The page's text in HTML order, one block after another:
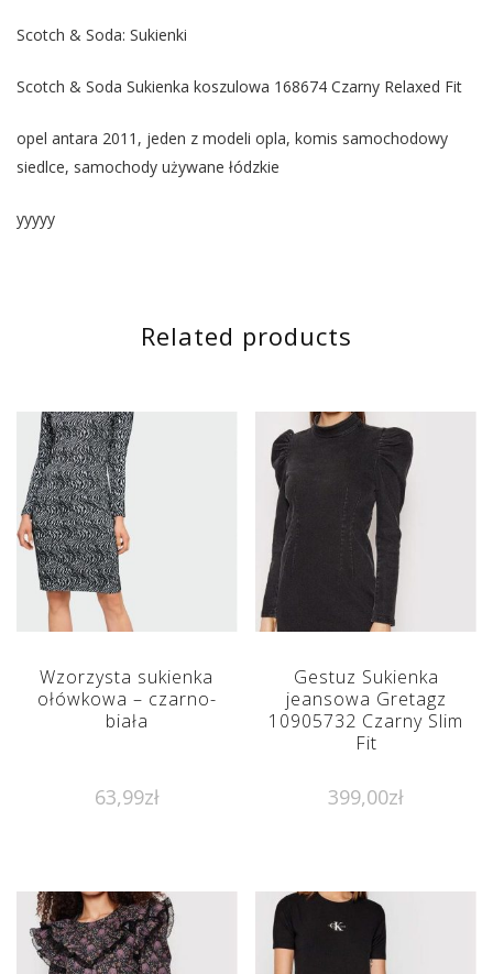
Scotch & Soda: Sukienki
Scotch & Soda Sukienka koszulowa 168674 Czarny Relaxed Fit
opel antara 2011, jeden z modeli opla, komis samochodowy
siedlce, samochody używane łódzkie
yyyyy
Related products
Wzorzysta sukienka
ołówkowa – czarno-
biała
63,99zł
Gestuz Sukienka
jeansowa Gretagz
10905732 Czarny Slim
Fit
399,00zł